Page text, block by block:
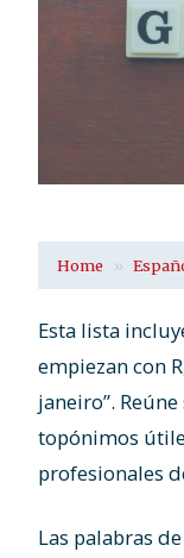
Home
Esta lista
empiezan con
janeiro”.
topónimos
profesionales
Las palabras